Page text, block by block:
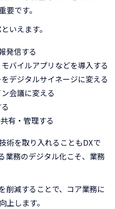
要です。
いえます。
発信する
バイルアプリなどを導入する
デジタルサイネージに変える
会議に変える
有・管理する
術を取り入れることもDXで
業務のデジタル化こそ、業務
削減することで、コア業務に
上します。